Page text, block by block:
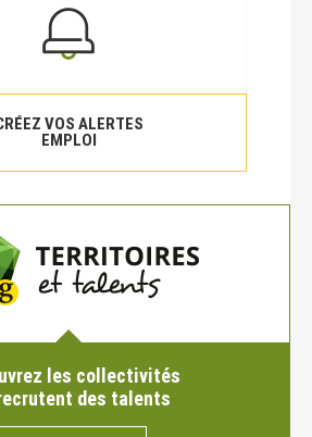
VOS ALERTES
EMPLOI
les collectivités
des talents